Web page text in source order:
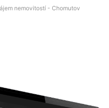
nemovitostí - Chomutov